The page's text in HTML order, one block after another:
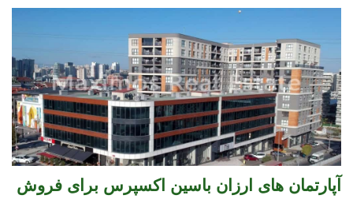
آپارتمان های ارزان باسین اکسپرس برای فروش